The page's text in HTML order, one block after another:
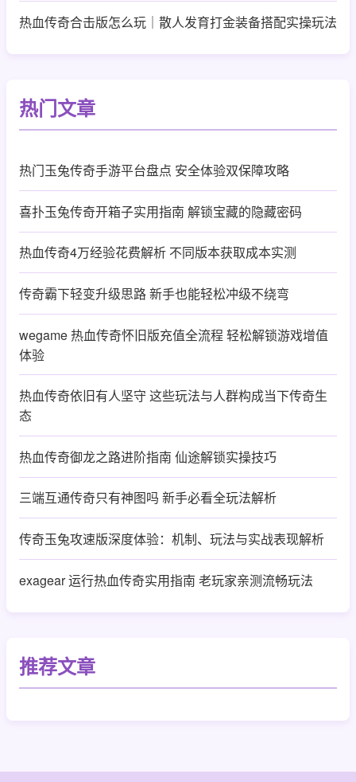
热血传奇合击版怎么玩｜散人发育打金装备搭配实操玩法
热门文章
热门玉兔传奇手游平台盘点 安全体验双保障攻略
喜扑玉兔传奇开箱子实用指南 解锁宝藏的隐藏密码
热血传奇4万经验花费解析 不同版本获取成本实测
传奇霸下轻变升级思路 新手也能轻松冲级不绕弯
wegame 热血传奇怀旧版充值全流程 轻松解锁游戏增值
体验
热血传奇依旧有人坚守 这些玩法与人群构成当下传奇生
态
热血传奇御龙之路进阶指南 仙途解锁实操技巧
三端互通传奇只有神图吗 新手必看全玩法解析
传奇玉兔攻速版深度体验：机制、玩法与实战表现解析
exagear 运行热血传奇实用指南 老玩家亲测流畅玩法
推荐文章